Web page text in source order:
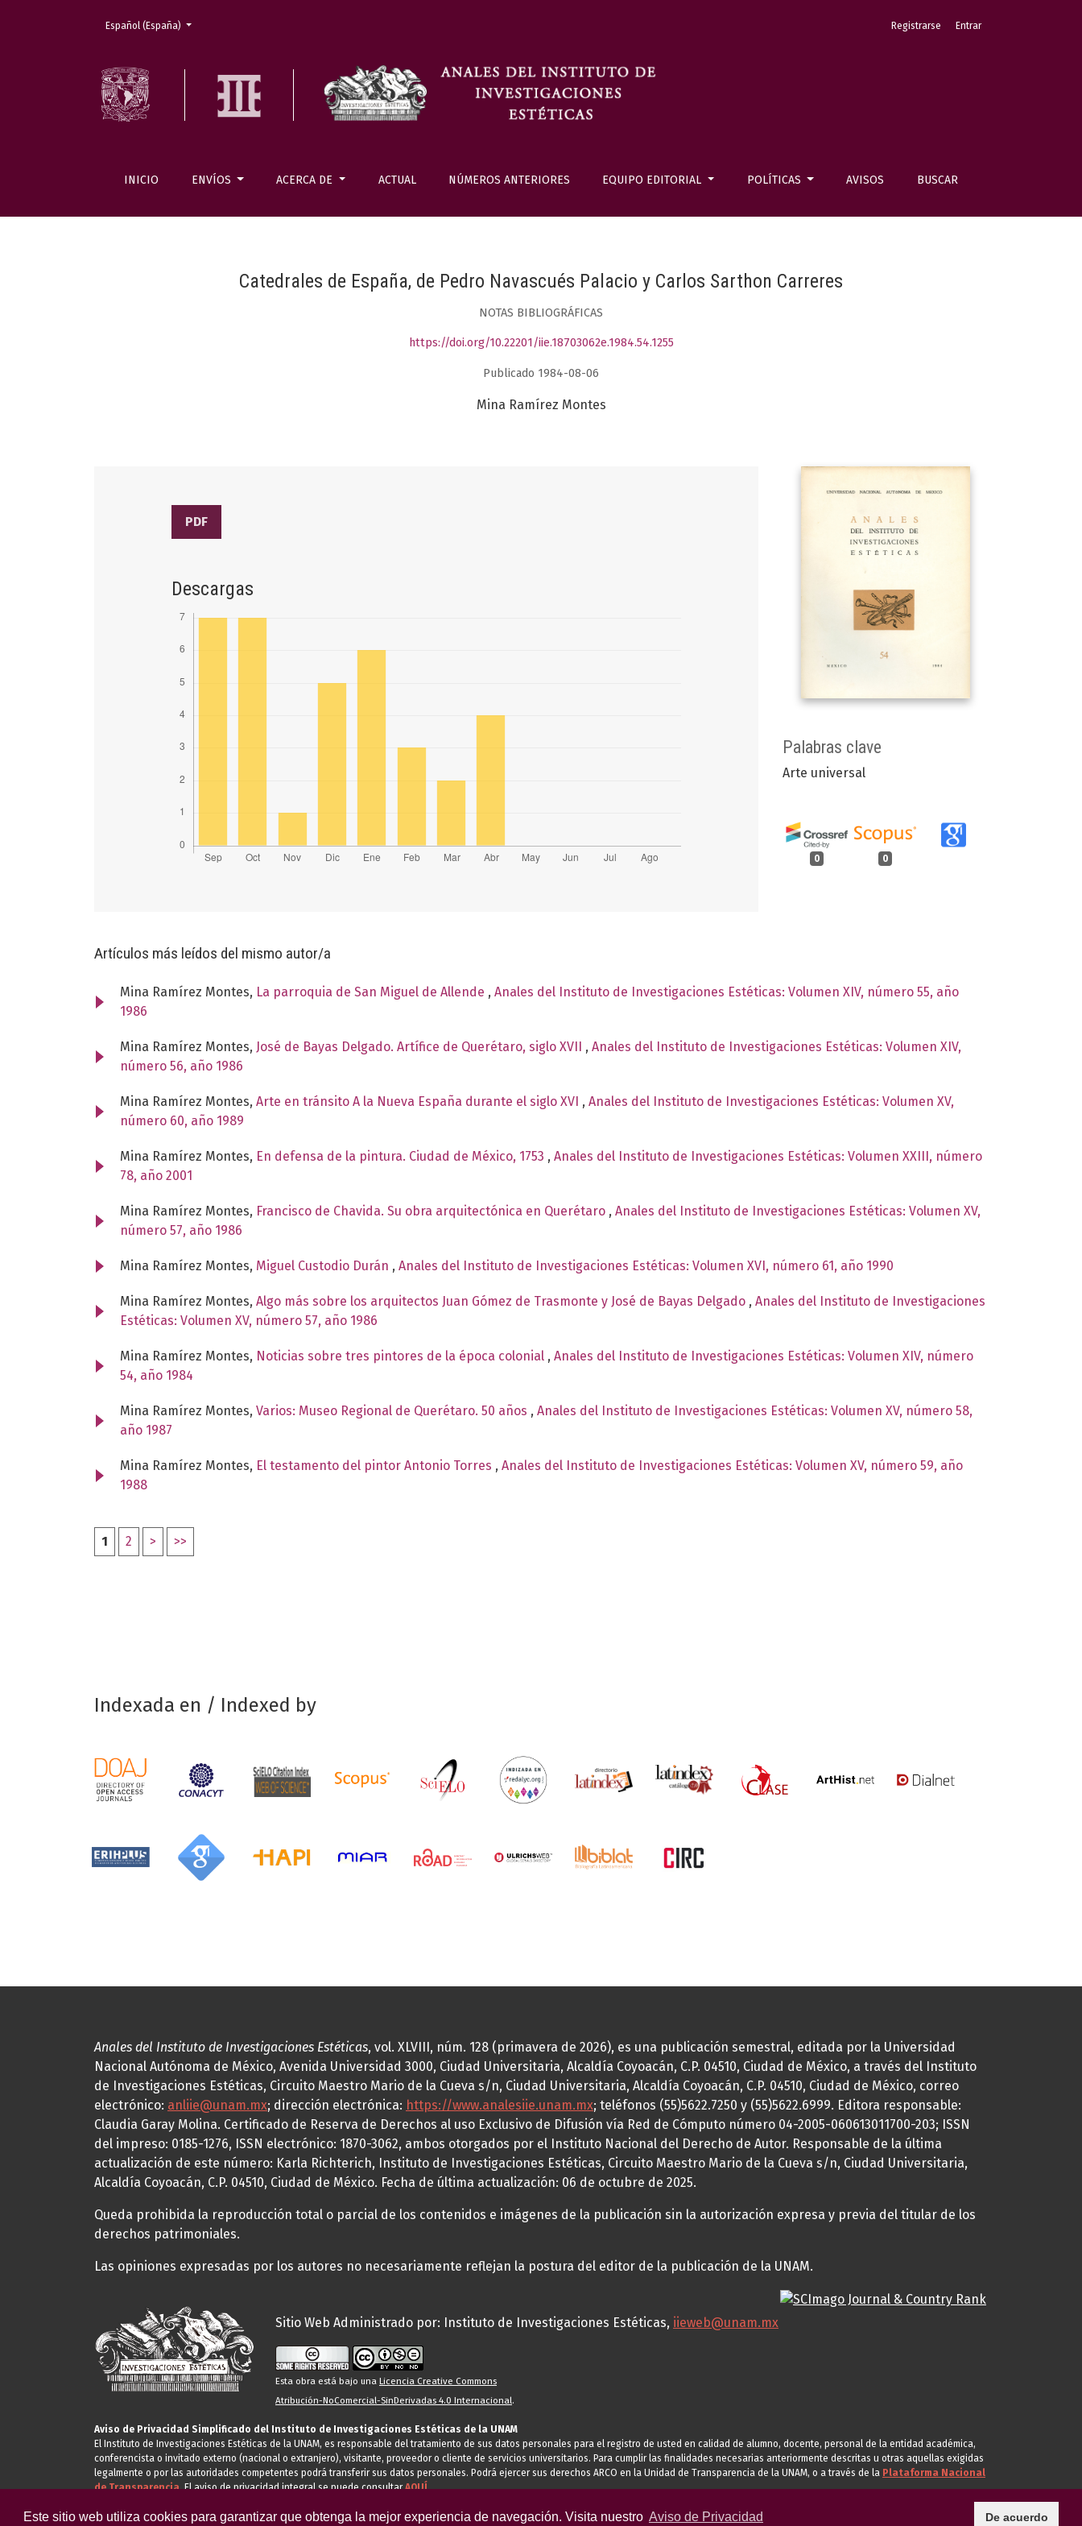
Este sitio web utiliza cookies para garantizar que obtenga la mejor experiencia de navegación. Visita nuestro Aviso de Privacidad De acuerdo
INICIO ENVÍOS ACERCA DE ACTUAL NÚMEROS ANTERIORES EQUIPO EDITORIAL POLÍTICAS AVISOS BUSCAR
Registrarse Entrar
Cambiar el idioma. El actual es:
Español (España)
Catedrales de España, de Pedro Navascués Palacio y Carlos Sarthon Carreres
NOTAS BIBLIOGRÁFICAS
https://doi.org/10.22201/iie.18703062e.1984.54.1255
Publicado 1984-08-06
Mina Ramírez Montes
Palabras clave
Arte universal
0 0
PDF
Descargas
Artículos más leídos del mismo autor/a
Mina Ramírez Montes, La parroquia de San Miguel de Allende , Anales del Instituto de Investigaciones Estéticas: Volumen XIV, número 55, año
1986
Mina Ramírez Montes, José de Bayas Delgado. Artífice de Querétaro, siglo XVII , Anales del Instituto de Investigaciones Estéticas: Volumen XIV,
número 56, año 1986
Mina Ramírez Montes, Arte en tránsito A la Nueva España durante el siglo XVI , Anales del Instituto de Investigaciones Estéticas: Volumen XV,
número 60, año 1989
Mina Ramírez Montes, En defensa de la pintura. Ciudad de México, 1753 , Anales del Instituto de Investigaciones Estéticas: Volumen XXIII, número
78, año 2001
Mina Ramírez Montes, Francisco de Chavida. Su obra arquitectónica en Querétaro , Anales del Instituto de Investigaciones Estéticas: Volumen XV,
número 57, año 1986
Mina Ramírez Montes, Miguel Custodio Durán , Anales del Instituto de Investigaciones Estéticas: Volumen XVI, número 61, año 1990
Mina Ramírez Montes, Algo más sobre los arquitectos Juan Gómez de Trasmonte y José de Bayas Delgado , Anales del Instituto de Investigaciones
Estéticas: Volumen XV, número 57, año 1986
Mina Ramírez Montes, Noticias sobre tres pintores de la época colonial , Anales del Instituto de Investigaciones Estéticas: Volumen XIV, número
54, año 1984
Mina Ramírez Montes, Varios: Museo Regional de Querétaro. 50 años , Anales del Instituto de Investigaciones Estéticas: Volumen XV, número 58,
año 1987
Mina Ramírez Montes, El testamento del pintor Antonio Torres , Anales del Instituto de Investigaciones Estéticas: Volumen XV, número 59, año
1988
1 2 > >>
Indexada en / Indexed by
Anales del Instituto de Investigaciones Estéticas, vol. XLVIII, núm. 128 (primavera de 2026), es una publicación semestral, editada por la Universidad
Nacional Autónoma de México, Avenida Universidad 3000, Ciudad Universitaria, Alcaldía Coyoacán, C.P. 04510, Ciudad de México, a través del Instituto
de Investigaciones Estéticas, Circuito Maestro Mario de la Cueva s/n, Ciudad Universitaria, Alcaldía Coyoacán, C.P. 04510, Ciudad de México, correo
electrónico: anliie@unam.mx; dirección electrónica: https://www.analesiie.unam.mx; teléfonos (55)5622.7250 y (55)5622.6999. Editora responsable:
Claudia Garay Molina. Certificado de Reserva de Derechos al uso Exclusivo de Difusión vía Red de Cómputo número 04-2005-060613011700-203; ISSN
del impreso: 0185-1276, ISSN electrónico: 1870-3062, ambos otorgados por el Instituto Nacional del Derecho de Autor. Responsable de la última
actualización de este número: Karla Richterich, Instituto de Investigaciones Estéticas, Circuito Maestro Mario de la Cueva s/n, Ciudad Universitaria,
Alcaldía Coyoacán, C.P. 04510, Ciudad de México. Fecha de última actualización: 06 de octubre de 2025.
Queda prohibida la reproducción total o parcial de los contenidos e imágenes de la publicación sin la autorización expresa y previa del titular de los
derechos patrimoniales.
Las opiniones expresadas por los autores no necesariamente reflejan la postura del editor de la publicación de la UNAM.
Sitio Web Administrado por: Instituto de Investigaciones Estéticas, iieweb@unam.mx
Esta obra está bajo una Licencia Creative Commons
Atribución-NoComercial-SinDerivadas 4.0 Internacional.
Aviso de Privacidad Simplificado del Instituto de Investigaciones Estéticas de la UNAM
El Instituto de Investigaciones Estéticas de la UNAM, es responsable del tratamiento de sus datos personales para el registro de usted en calidad de alumno, docente, personal de la entidad académica,
conferencista o invitado externo (nacional o extranjero), visitante, proveedor o cliente de servicios universitarios. Para cumplir las finalidades necesarias anteriormente descritas u otras aquellas exigidas
legalmente o por las autoridades competentes podrá transferir sus datos personales. Podrá ejercer sus derechos ARCO en la Unidad de Transparencia de la UNAM, o a través de la Plataforma Nacional
de Transparencia.El aviso de privacidad integral se puede consultarAQUÍ